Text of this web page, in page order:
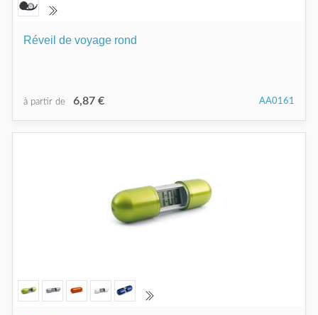
Réveil de voyage rond
à partir de 6,87 € AA0161